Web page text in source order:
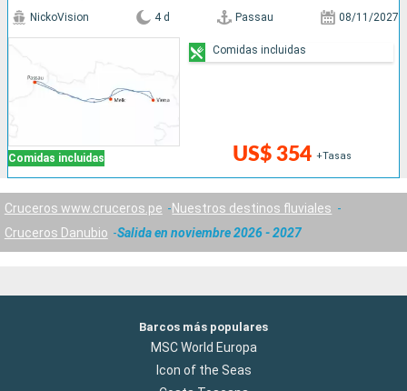
Comidas incluidas
NickoVision 4 d Passau 08/11/2027
US$ 354 +Tasas
Comidas incluidas
Cruceros www.cruceros.pe
Nuestros destinos fluviales
Cruceros Danubio
Salida en noviembre 2026 - 2027
Barcos más populares
MSC World Europa
Icon of the Seas